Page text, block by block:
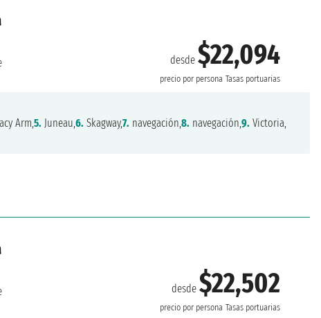
desde$22,094
precio por persona Tasas portuarias
Arm,5. Juneau,6. Skagway,7. navegación,8. navegación,9. Victoria,
desde$22,502
precio por persona Tasas portuarias